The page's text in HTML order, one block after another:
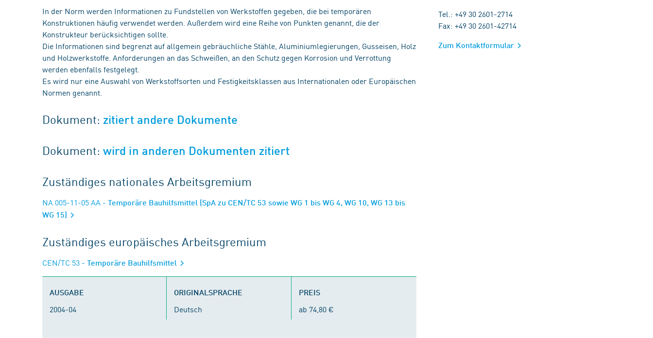
In der Norm werden Informationen zu Fundstellen von Werkstoffen gegeben, die bei temporären
Konstruktionen häufig verwendet werden. Außerdem wird eine Reihe von Punkten genannt, die der
Konstrukteur berücksichtigen sollte.
Die Informationen sind begrenzt auf allgemein gebräuchliche Stähle, Aluminiumlegierungen, Gusseisen, Holz
und Holzwerkstoffe. Anforderungen an das Schweißen, an den Schutz gegen Korrosion und Verrottung
werden ebenfalls festgelegt.
Es wird nur eine Auswahl von Werkstoffsorten und Festigkeitsklassen aus Internationalen oder Europäischen
Normen genannt.
Dokument: zitiert andere Dokumente
Dokument:wird in anderen Dokumenten zitiert
Zuständiges nationales Arbeitsgremium
NA 005-11-05 AA - Temporäre Bauhilfsmittel (SpA zu CEN/TC 53 sowie WG 1 bis WG 4, WG 10, WG 13 bis
WG 15)
Zuständiges europäisches Arbeitsgremium
CEN/TC 53 - Temporäre Bauhilfsmittel
AUSGABE
2004-04
ORIGINALSPRACHE
Deutsch
PREIS
ab 74,80 €
Tel.: +49 30 2601-2714
Fax: +49 30 2601-42714
Zum Kontaktformular